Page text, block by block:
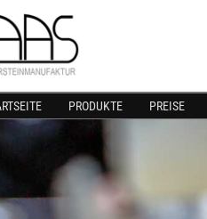
PRODUKTE PREISE